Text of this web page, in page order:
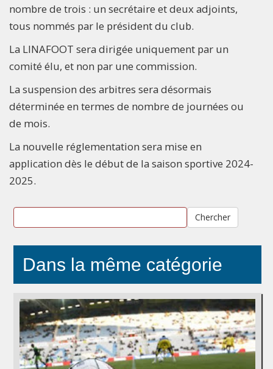
nombre de trois : un secrétaire et deux adjoints,
tous nommés par le président du club.
La LINAFOOT sera dirigée uniquement par un
comité élu, et non par une commission.
La suspension des arbitres sera désormais
déterminée en termes de nombre de journées ou
de mois.
La nouvelle réglementation sera mise en
application dès le début de la saison sportive 2024-
2025.
Chercher
Dans la même catégorie